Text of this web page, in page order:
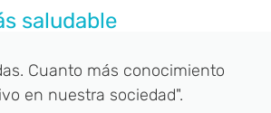
saludable
Cuanto más conocimiento
en nuestra sociedad".